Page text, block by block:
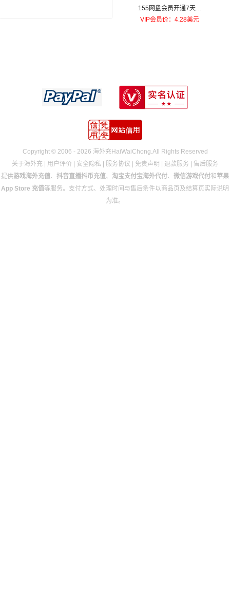
155网盘会员开通7天VI
P
VIP会员价：4.28美元
Copyright © 2006 - 2026 海外充HaiWaiChong.All Rights Reserved
关于海外充
用户评价 安全隐私 服务协议 免责声明 退款服务
售后服务
提供游戏海外充值、 抖音直播抖币充值、 淘宝支付宝海外代付、 微信游戏代付和 苹果
App Store 充值等服务。支付方式、处理时间与售后条件以商品页及结算页实际说明
为准。